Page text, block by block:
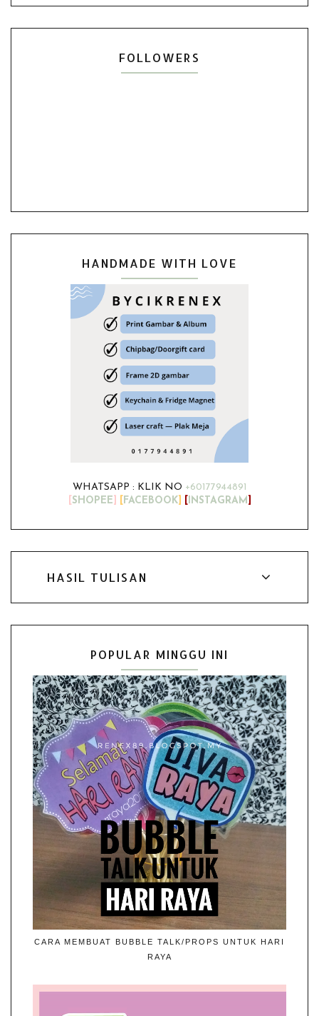
FOLLOWERS
HANDMADE WITH LOVE
WHATSAPP : KLIK NO +60177944891
[SHOPEE] [FACEBOOK] [INSTAGRAM]
HASIL TULISAN
POPULAR MINGGU INI
CARA MEMBUAT BUBBLE TALK/PROPS UNTUK HARI
RAYA